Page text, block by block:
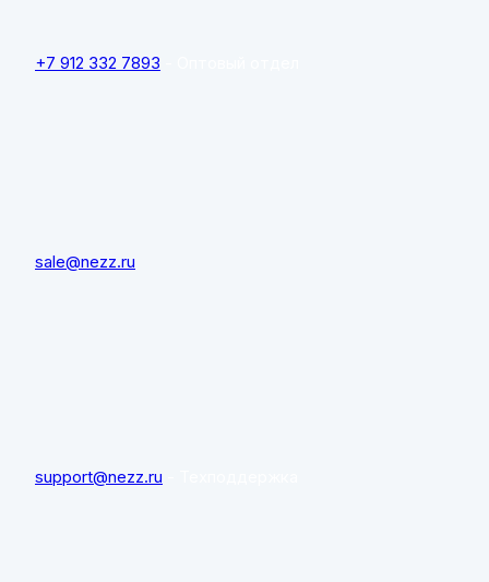
+7 912 332 7893
sale@nezz.ru
support@nezz.ru